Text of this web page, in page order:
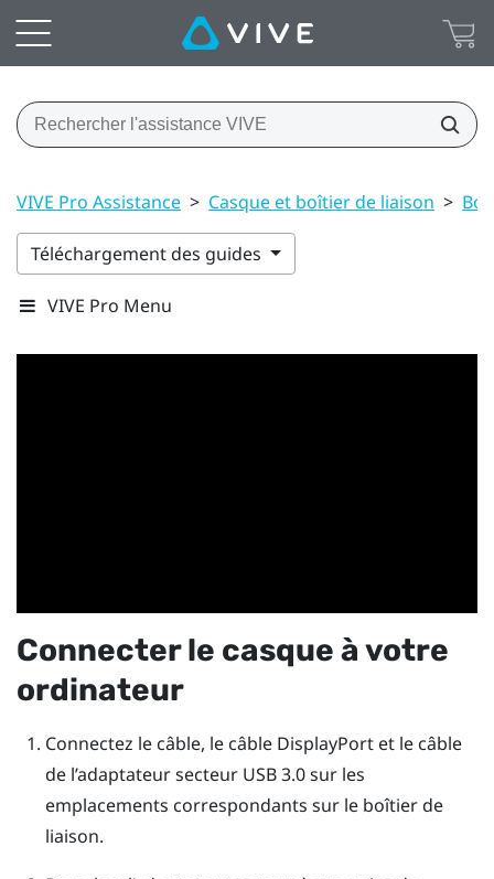
VIVE Pro Assistance > Casque et boîtier de liaison >
Téléchargement des guides
VIVE Pro Menu
Connecter le casque à votre
ordinateur
Connectez le câble, le câble DisplayPortet le câble
de l’adaptateur secteur USB 3.0 sur les
emplacements correspondants sur le boîtier de
liaison.